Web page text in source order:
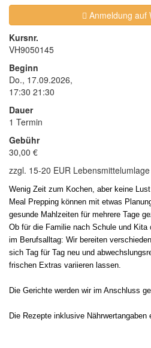
Anmeldung auf
Kursnr.
VH9050145
Beginn
Do., 17.09.2026,
17:30 21:30
Dauer
1 Termin
Gebühr
30,00 €
zzgl. 15-20 EUR
Wenig Zeit zum Kochen, aber keine
Meal Prepping können mit etwas
gesunde Mahlzeiten für mehrere Tage
Ob für die Familie nach Schule und
im Berufsalltag: Wir bereiten
sich Tag für Tag neu und
frischen Extras variieren lassen.
Die Gerichte werden wir im Anschluss
Die Rezepte inklusive